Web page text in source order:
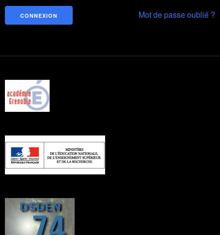
Mot de passe oublié ?